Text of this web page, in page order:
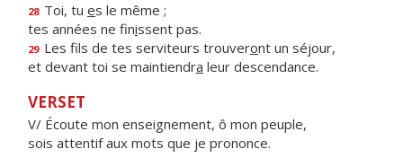
28 Toi, tu es le même ;
tes années ne finissent pas.
29 Les fils de tes serviteurs trouveront un séjour,
et devant toi se maintiendra leur descendance.
VERSET
V/ Écoute mon enseignement, ô mon peuple,
sois attentif aux mots que je prononce.